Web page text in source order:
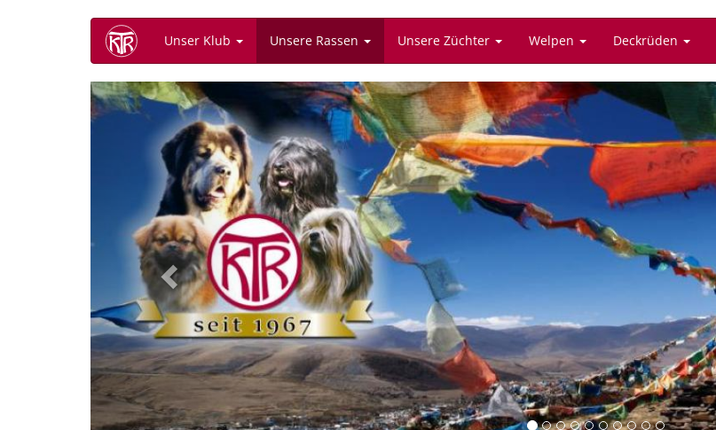
Unser Klub Unsere Rassen Unsere Züchter Welpen Deckrüden
Tibet Spaniel
Previous